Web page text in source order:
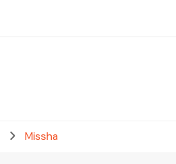
Missha